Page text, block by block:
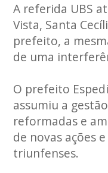
A referida UBS
Vista, Santa
prefeito, a
de uma
O prefeito
assumiu a
reformadas e
de novas ações
triunfenses.